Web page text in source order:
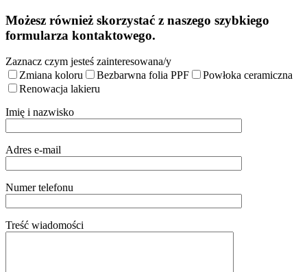
Możesz również skorzystać z naszego szybkiego
formularza kontaktowego.
Zaznacz czym jesteś zainteresowana/y
Zmiana koloru
Bezbarwna folia PPF
Powłoka ceramiczna
Renowacja lakieru
Imię i nazwisko
Adres e-mail
Numer telefonu
Treść wiadomości